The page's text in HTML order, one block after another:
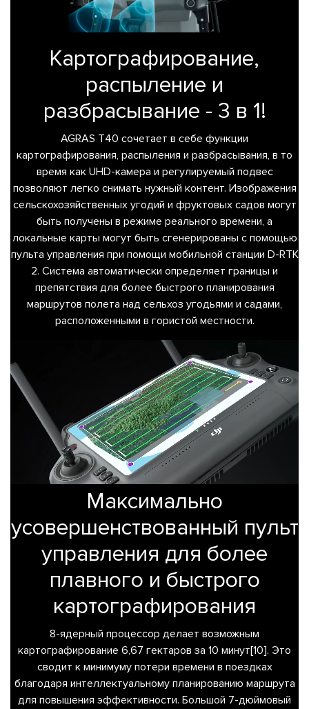
Картографирование,
распыление и
разбрасывание - 3 в 1!
AGRAS T40 сочетает в себе функции
картографирования, распыления и разбрасывания, в то
время как UHD-камера и регулируемый подвес
позволяют легко снимать нужный контент. Изображения
сельскохозяйственных угодий и фруктовых садов могут
быть получены в режиме реального времени, а
локальные карты могут быть сгенерированы с помощью
пульта управления при помощи мобильной станции D-RTK
2. Система автоматически определяет границы и
препятствия для более быстрого планирования
маршрутов полета над сельхоз угодьями и садами,
расположенными в гористой местности.
Максимально
усовершенствованный пульт
управления для более
плавного и быстрого
картографирования
8-ядерный процессор делает возможным
картографирование 6,67 гектаров за 10 минут[10]. Это
сводит к минимуму потери времени в поездках
благодаря интеллектуальному планированию маршрута
для повышения эффективности. Большой 7-дюймовый